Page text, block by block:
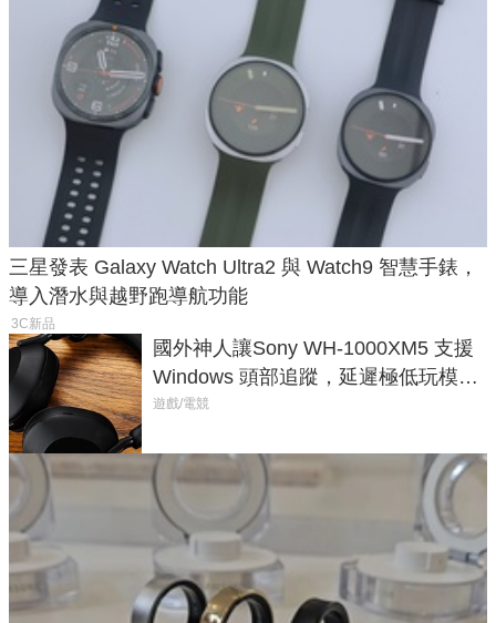
三星發表 Galaxy Watch Ultra2 與 Watch9 智慧手錶，
導入潛水與越野跑導航功能
3C新品
國外神人讓Sony WH-1000XM5 支援
Windows 頭部追蹤，延遲極低玩模擬
飛行超有感
遊戲/電競